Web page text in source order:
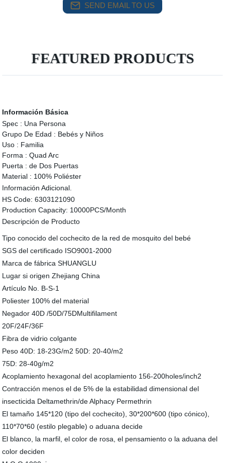
SEND EMAIL TO US
FEATURED PRODUCTS
Información Básica
Spec : Una Persona
Grupo De Edad : Bebés y Niños
Uso : Familia
Forma : Quad Arc
Puerta : de Dos Puertas
Material : 100% Poliéster
Información Adicional.
HS Code: 6303121090
Production Capacity: 10000PCS/Month
Descripción de Producto
Tipo conocido del cochecito de la red de mosquito del bebé
SGS del certificado ISO9001-2000
Marca de fábrica SHUANGLU
Lugar si origen Zhejiang China
Artículo No. B-S-1
Poliester 100% del material
Negador 40D /50D/75DMultifilament
20F/24F/36F
Fibra de vidrio colgante
Peso 40D: 18-23G/m2 50D: 20-40/m2
75D: 28-40g/m2
Acoplamiento hexagonal del acoplamiento 156-200holes/inch2
Contracción menos el de 5% de la estabilidad dimensional del
insecticida Deltamethrin/de Alphacy Permethrin
El tamaño 145*120 (tipo del cochecito), 30*200*600 (tipo cónico),
110*70*60 (estilo plegable) o aduana decide
El blanco, la marfil, el color de rosa, el pensamiento o la aduana del
color deciden